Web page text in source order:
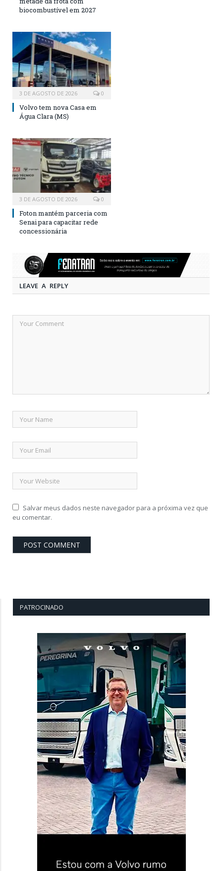
biocombustível em 2027
3 DE AGOSTO DE 2026 0
Volvo tem nova Casa em
Água Clara (MS)
3 DE AGOSTO DE 2026 0
Foton mantém parceria com
Senai para capacitar rede
concessionária
LEAVE A REPLY
Salvar meus dados neste navegador para a próxima vez que
eu comentar.
PATROCINADO